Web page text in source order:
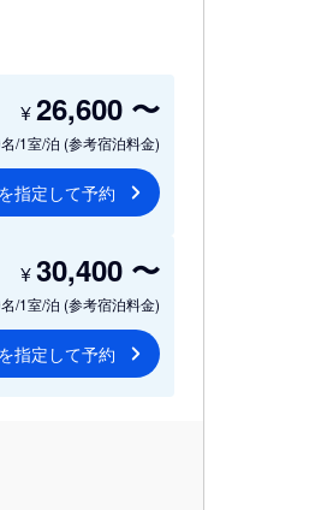
/1室/泊 (参考宿泊料金)
¥26,600 〜
指定して予約
/1室/泊 (参考宿泊料金)
¥30,400 〜
指定して予約